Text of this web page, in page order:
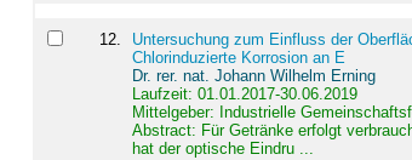
12.
Untersuchung zum Einfluss der
Chlorinduzierte Korrosion an E
Dr. rer. nat. Johann Wilhelm Erning
Laufzeit: 01.01.2017-30.06.2019
Mittelgeber: Industrielle
Abstract: Für Getränke erfolgt
hat der optische Eindru ...